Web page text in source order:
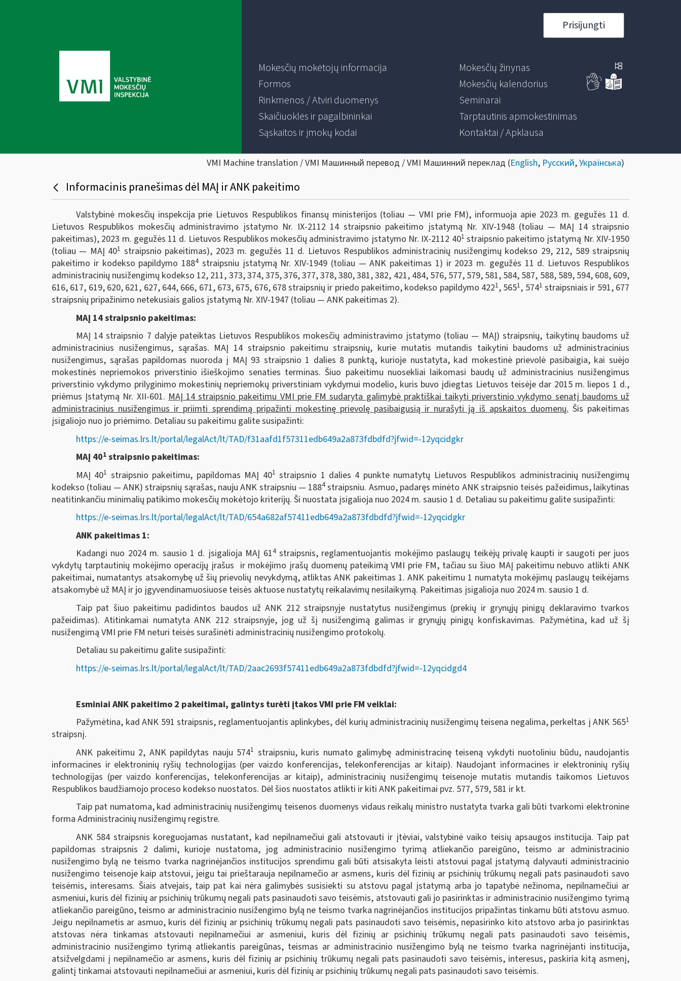
Prisijungti
Mokesčių mokėtojų informacija
Formos
Rinkmenos / Atviri duomenys
Skaičiuoklės ir pagalbininkai
Sąskaitos ir įmokų kodai
Mokesčių žinynas
Mokesčių kalendorius
Seminarai
Tarptautinis apmokestinimas
Kontaktai / Apklausa
VMI Machine translation / VMI Машинный перевод / VMI Машинний переклад (English, Русский,Українська)
Informacinis pranešimas dėl MAĮ ir ANK pakeitimo
Valstybinė mokesčių inspekcija prie Lietuvos Respublikos finansų ministerijos (toliau — VMI prie FM), informuoja apie 2023 m. gegužės 11 d.
Lietuvos Respublikos mokesčių administravimo įstatymo Nr. IX-2112 14 straipsnio pakeitimo įstatymą Nr. XIV-1948 (toliau — MAĮ 14 straipsnio
pakeitimas), 2023 m. gegužės 11 d. Lietuvos Respublikos mokesčių administravimo įstatymo Nr. IX-2112 401 straipsnio pakeitimo įstatymą Nr. XIV-1950
(toliau — MAĮ 401 straipsnio pakeitimas), 2023 m. gegužės 11 d. Lietuvos Respublikos administracinių nusižengimų kodekso 29, 212, 589 straipsnių
pakeitimo ir kodekso papildymo 1884straipsniu įstatymą Nr. XIV-1949 (toliau — ANK pakeitimas 1) ir 2023 m. gegužės 11 d. Lietuvos Respublikos
administracinių nusižengimų kodekso 12, 211, 373, 374, 375, 376, 377, 378, 380, 381, 382, 421, 484, 576, 577, 579, 581, 584, 587, 588, 589, 594, 608, 609,
616, 617, 619, 620, 621, 627, 644, 666, 671, 673, 675, 676, 678 straipsnių ir priedo pakeitimo, kodekso papildymo 4221, 5651, 5741 straipsniais ir 591, 677
straipsnių pripažinimo netekusiais galios įstatymą Nr. XIV-1947 (toliau — ANK pakeitimas 2).
MAĮ 14 straipsnio pakeitimas:
MAĮ 14 straipsnio 7 dalyje pateiktas Lietuvos Respublikos mokesčių administravimo įstatymo (toliau — MAĮ) straipsnių, taikytinų baudoms už
administracinius nusižengimus, sąrašas. MAĮ 14 straipsnio pakeitimu straipsnių, kurie mutatis mutandis taikytini baudoms už administracinius
nusižengimus, sąrašas papildomas nuoroda į MAĮ 93 straipsnio 1 dalies 8 punktą, kurioje nustatyta, kad mokestinė prievolė pasibaigia, kai suėjo
mokestinės nepriemokos priverstinio išieškojimo senaties terminas. Šiuo pakeitimu nuosekliai laikomasi baudų už administracinius nusižengimus
priverstinio vykdymo prilyginimo mokestinių nepriemokų priverstiniam vykdymui modelio, kuris buvo įdiegtas Lietuvos teisėje dar 2015 m. liepos 1 d.,
priėmus Įstatymą Nr. XII-601.MAĮ 14 straipsnio pakeitimu VMI prie FM sudaryta galimybė praktiškai taikyti priverstinio vykdymo senatį baudoms už
administracinius nusižengimus ir priimti sprendimą pripažinti mokestinę prievolę pasibaigusią ir nurašyti ją iš apskaitos duomenų.Šis pakeitimas
įsigaliojo nuo jo priėmimo. Detaliau su pakeitimu galite susipažinti:
https://e-seimas.lrs.lt/portal/legalAct/lt/TAD/f31aafd1f57311edb649a2a873fdbdfd?jfwid=-12yqcidgkr
MAĮ 401 straipsnio pakeitimas:
MAĮ 401 straipsnio pakeitimu, papildomas MAĮ 401 straipsnio 1 dalies 4 punkte numatytų Lietuvos Respublikos administracinių nusižengimų
kodekso (toliau — ANK) straipsnių sąrašas, nauju ANK straipsniu — 1884straipsniu. Asmuo, padaręs minėto ANK straipsnio teisės pažeidimus, laikytinas
neatitinkančiu minimalių patikimo mokesčių mokėtojo kriterijų. Ši nuostata įsigalioja nuo 2024 m. sausio 1 d. Detaliau su pakeitimu galite susipažinti:
https://e-seimas.lrs.lt/portal/legalAct/lt/TAD/654a682af57411edb649a2a873fdbdfd?jfwid=-12yqcidgkr
ANK pakeitimas 1:
Kadangi nuo 2024 m. sausio 1 d. įsigalioja MAĮ 614straipsnis, reglamentuojantis mokėjimo paslaugų teikėjų privalę kaupti ir saugoti per juos
vykdytų tarptautinių mokėjimo operacijų įrašus ir mokėjimo įrašų duomenų pateikimą VMI prie FM, tačiau su šiuo MAĮ pakeitimu nebuvo atlikti ANK
pakeitimai, numatantys atsakomybę už šių prievolių nevykdymą, atliktas ANK pakeitimas 1. ANK pakeitimu 1 numatyta mokėjimų paslaugų teikėjams
atsakomybė už MAĮ ir jo įgyvendinamuosiuose teisės aktuose nustatytų reikalavimų nesilaikymą. Pakeitimas įsigalioja nuo 2024 m. sausio 1 d.
Taip pat šiuo pakeitimu padidintos baudos už ANK 212 straipsnyje nustatytus nusižengimus (prekių ir grynųjų pinigų deklaravimo tvarkos
pažeidimas). Atitinkamai numatyta ANK 212 straipsnyje, jog už šį nusižengimą galimas ir grynųjų pinigų konfiskavimas. Pažymėtina, kad už šį
nusižengimą VMI prie FM neturi teisės surašinėti administracinių nusižengimo protokolų.
Detaliau su pakeitimu galite susipažinti:
https://e-seimas.lrs.lt/portal/legalAct/lt/TAD/2aac2693f57411edb649a2a873fdbdfd?jfwid=-12yqcidgd4
Esminiai ANK pakeitimo 2 pakeitimai, galintys turėti įtakos VMI prie FM veiklai:
Pažymėtina, kad ANK 591 straipsnis, reglamentuojantis aplinkybes, dėl kurių administracinių nusižengimų teisena negalima, perkeltas į ANK 5651
straipsnį.
ANK pakeitimu 2, ANK papildytas nauju 5741 straipsniu, kuris numato galimybę administracinę teiseną vykdyti nuotoliniu būdu, naudojantis
informacines ir elektroninių ryšių technologijas (per vaizdo konferencijas, telekonferencijas ar kitaip). Naudojant informacines ir elektroninių ryšių
technologijas (per vaizdo konferencijas, telekonferencijas ar kitaip), administracinių nusižengimų teisenoje mutatis mutandis taikomos Lietuvos
Respublikos baudžiamojo proceso kodekso nuostatos. Dėl šios nuostatos atlikti ir kiti ANK pakeitimai pvz. 577, 579, 581 ir kt.
Taip pat numatoma, kad administracinių nusižengimų teisenos duomenys vidaus reikalų ministro nustatyta tvarka gali būti tvarkomi elektronine
forma Administracinių nusižengimų registre.
ANK 584 straipsnis koreguojamas nustatant, kad nepilnamečiui gali atstovauti ir įtėviai, valstybinė vaiko teisių apsaugos institucija. Taip pat
papildomas straipsnis 2 dalimi, kurioje nustatoma, jog administracinio nusižengimo tyrimą atliekančio pareigūno, teismo ar administracinio
nusižengimo bylą ne teismo tvarka nagrinėjančios institucijos sprendimu gali būti atsisakyta leisti atstovui pagal įstatymą dalyvauti administracinio
nusižengimo teisenoje kaip atstovui, jeigu tai prieštarauja nepilnamečio ar asmens, kuris dėl fizinių ar psichinių trūkumų negali pats pasinaudoti savo
teisėmis, interesams. Šiais atvejais, taip pat kai nėra galimybės susisiekti su atstovu pagal įstatymą arba jo tapatybė nežinoma, nepilnamečiui ar
asmeniui, kuris dėl fizinių ar psichinių trūkumų negali pats pasinaudoti savo teisėmis, atstovauti gali jo pasirinktas ir administracinio nusižengimo tyrimą
atliekančio pareigūno, teismo ar administracinio nusižengimo bylą ne teismo tvarka nagrinėjančios institucijos pripažintas tinkamu būti atstovu asmuo.
Jeigu nepilnametis ar asmuo, kuris dėl fizinių ar psichinių trūkumų negali pats pasinaudoti savo teisėmis, nepasirinko kito atstovo arba jo pasirinktas
atstovas nėra tinkamas atstovauti nepilnamečiui ar asmeniui, kuris dėl fizinių ar psichinių trūkumų negali pats pasinaudoti savo teisėmis,
administracinio nusižengimo tyrimą atliekantis pareigūnas, teismas ar administracinio nusižengimo bylą ne teismo tvarka nagrinėjanti institucija,
atsižvelgdami į nepilnamečio ar asmens, kuris dėl fizinių ar psichinių trūkumų negali pats pasinaudoti savo teisėmis, interesus, paskiria kitą asmenį,
galintį tinkamai atstovauti nepilnamečiui ar asmeniui, kuris dėl fizinių ar psichinių trūkumų negali pats pasinaudoti savo teisėmis.